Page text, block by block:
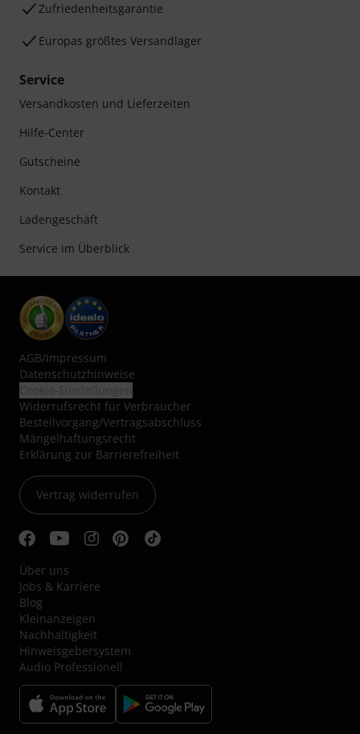
Zufriedenheitsgarantie
Europas größtes Versandlager
Service
Versandkosten und Lieferzeiten
Hilfe-Center
Gutscheine
Kontakt
Ladengeschäft
Service im Überblick
AGB/Impressum
Datenschutzhinweise
Widerrufsrecht für Verbraucher
Bestellvorgang/Vertragsabschluss
Mängelhaftungsrecht
Erklärung zur Barrierefreiheit
Vertrag widerrufen
Über uns
Jobs & Karriere
Blog
Kleinanzeigen
Nachhaltigkeit
Hinweisgebersystem
Audio Professionell